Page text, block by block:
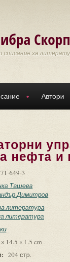
списание за
Автори
нефта и
649-3
Ташева
Димитров
литература
литература
14.5 × 1.5 cm
204 стр.